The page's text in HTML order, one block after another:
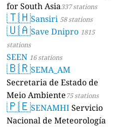
for South Asia337 stations
🇹🇭Sansiri 58 stations
🇺🇦Save Dnipro 1815
stations
SEEN 16 stations
🇧🇷SEMA_AM
Secretaria de Estado de
Meio Ambiente75 stations
🇵🇪SENAMHIServicio
Nacional de Meteorología